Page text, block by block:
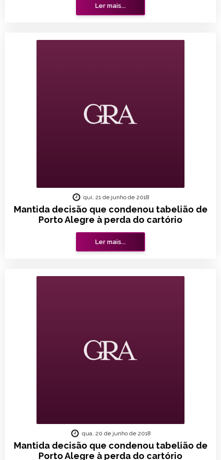
Ler mais...
Mantida decisão que condenou tabelião de
Porto Alegre à perda do cartório
qui, 21 de junho de 2018
Ler mais...
Mantida decisão que condenou tabelião de
Porto Alegre à perda do cartório
qua, 20 de junho de 2018